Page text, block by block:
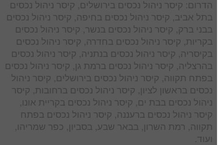
הדרום: קיסר ניהול נכסים בירושלים, קיסר ניהול נכסים
בתל אביב, קיסר ניהול נכסים בחיפה, קיסר ניהול נכסים
בבני ברק, קיסר ניהול נכסים בנשר, קיסר ניהול נכסים
בקריות, קיסר ניהול נכסים בחדרה, קיסר ניהול נכסים
בקיסריה, קיסר ניהול נכסים בנתניה, קיסר ניהול נכסים
בהרצליה, קיסר ניהול נכסים ברמת גן, קיסר ניהול נכסים
בפתח תקווה, קיסר ניהול נכסים בירושלים, קיסר ניהול
נכסים בראשון לציון, קיסר ניהול נכסים ברחובות, קיסר
ניהול נכסים בבת ים, קיסר ניהול נכסים בקריית אונו,
קיסר ניהול נכסים ברעננה, קיסר ניהול נכסים בפתח
תקווה, רמת השרון, בבאר שבע, בסביון, כפר שמריהו,
ועוד.